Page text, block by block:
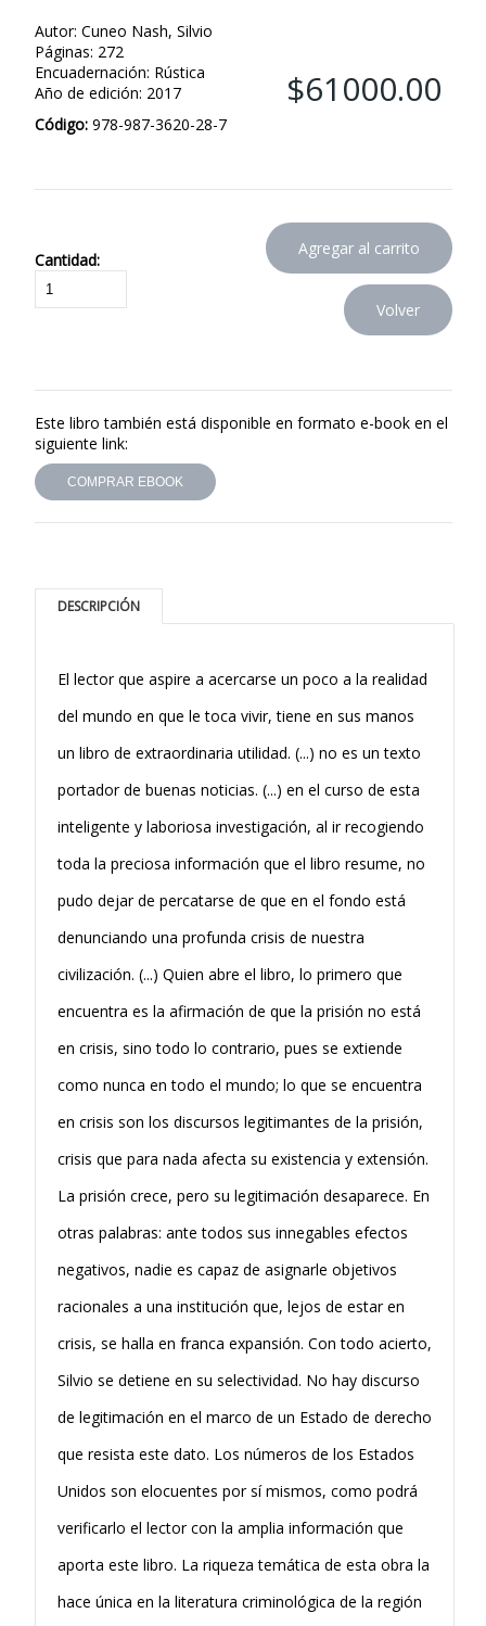
Autor: Cuneo Nash, Silvio
Páginas: 272
Encuadernación: Rústica
Año de edición: 2017
Código: 978-987-3620-28-7
$61000.00
Cantidad:
Este libro también está disponible en formato e-book en el
siguiente link:
COMPRAR EBOOK
DESCRIPCIÓN
El lector que aspire a acercarse un poco a la realidad
del mundo en que le toca vivir, tiene en sus manos
un libro de extraordinaria utilidad. (...) no es un texto
portador de buenas noticias. (...) en el curso de esta
inteligente y laboriosa investigación, al ir recogiendo
toda la preciosa información que el libro resume, no
pudo dejar de percatarse de que en el fondo está
denunciando una profunda crisis de nuestra
civilización. (...) Quien abre el libro, lo primero que
encuentra es la afirmación de que la prisión no está
en crisis, sino todo lo contrario, pues se extiende
como nunca en todo el mundo; lo que se encuentra
en crisis son los discursos legitimantes de la prisión,
crisis que para nada afecta su existencia y extensión.
La prisión crece, pero su legitimación desaparece. En
otras palabras: ante todos sus innegables efectos
negativos, nadie es capaz de asignarle objetivos
racionales a una institución que, lejos de estar en
crisis, se halla en franca expansión. Con todo acierto,
Silvio se detiene en su selectividad. No hay discurso
de legitimación en el marco de un Estado de derecho
que resista este dato. Los números de los Estados
Unidos son elocuentes por sí mismos, como podrá
verificarlo el lector con la amplia información que
aporta este libro. La riqueza temática de esta obra la
hace única en la literatura criminológica de la región